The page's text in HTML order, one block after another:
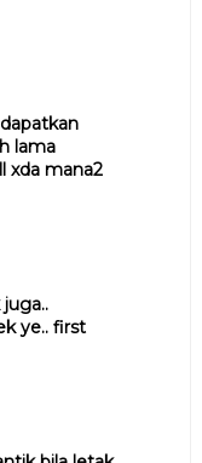
lama
xda mana2
ye.. first